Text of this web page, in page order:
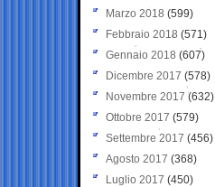
Marzo 2018 (599)
Febbraio 2018 (571)
Gennaio 2018 (607)
Dicembre 2017 (578)
Novembre 2017 (632)
Ottobre 2017 (579)
Settembre 2017 (456)
Agosto 2017 (368)
Luglio 2017 (450)